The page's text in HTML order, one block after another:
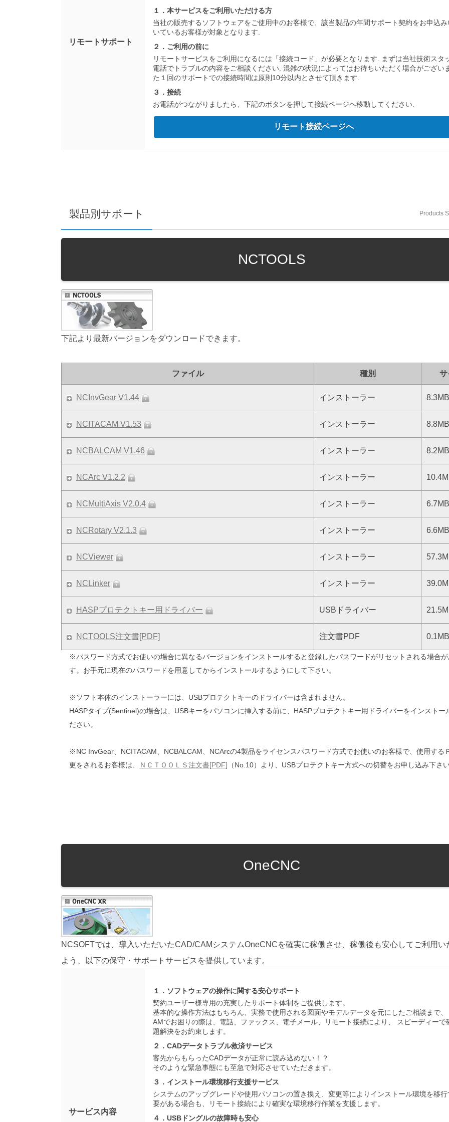
リモートサポート
１．本サービスをご利用いただける方
当社の販売するソフトウェアをご使用中のお客様で、該当製品の年間サポート契約をお申込
いているお客様が対象となります.
２．ご利用の前に
リモートサービスをご利用になるには「接続コード」が必要となります. まずは当社技術スタ
電話でトラブルの内容をご相談ください. 混雑の状況によってはお待ちいただく場合がござい
た１回のサポートでの接続時間は原則10分以内とさせて頂きます.
３．接続
お電話がつながりましたら、下記のボタンを押して接続ページヘ移動してください.
製品別サポート Products
NCTOOLS
下記より最新バージョンをダウンロードできます。
ファイル 種別 サ
NCInvGear V1.44 インストーラー 8.3MB
NCITACAM V1.53 インストーラー 8.8MB
NCBALCAM V1.46 インストーラー 8.2MB
NCArc V1.2.2 インストーラー
NCMultiAxis V2.0.4 インストーラー 6.7MB
NCRotary V2.1.3 インストーラー 6.6MB
NCViewer インストーラー
NCLinker インストーラー
HASPプロテクトキー用ドライバー USBドライバー
NCTOOLS注文書[PDF] 注文書PDF 0.1MB
※パスワード方式でお使いの場合に異なるバージョンをインストールすると登録したパスワードがリセットされる場合が
す。お手元に現在のパスワードを用意してからインストールするようにして下さい。
※ソフト本体のインストーラーには、USBプロテクトキーのドライバーは含まれません。
HASPタイプ(Sentinel)の場合は、USBキーをパソコンに挿入する前に、HASPプロテクトキー用ドライバーをインストー
ださい。
※NC InvGear、NCITACAM、NCBALCAM、NCArcの4製品をライセンスパスワード方式でお使いのお客様で、使用する
更をされるお客様は、
ＮＣＴＯＯＬＳ注文書[PDF] （No.10）より、USBプロテクトキー方式への切替をお申し込み下さい
OneCNC
NCSOFTでは、導入いただいたCAD/CAMシステムOneCNCを確実に稼働させ、稼働後も安心してご利用い
よう、以下の保守・サポートサービスを提供しています。
サービス内容
１．ソフトウェアの操作に関する安心サポート
契約ユーザー様専用の充実したサポート体制をご提供します。
基本的な操作方法はもちろん、実務で使用される図面やモデルデータを元にしたご相談まで、
AMでお困りの際は、電話、ファックス、電子メール、リモート接続により、 スピーディーで
題解決をお約束します。
２．CADデータトラブル救済サービス
客先からもらったCADデータが正常に読み込めない！？
そのような緊急事態にも至急で対応させていただきます。
３．インストール環境移行支援サービス
システムのアップグレードや使用パソコンの置き換え、変更等によりインストール環境を移
要がある場合も、リモート接続により確実な環境移行作業を支援します。
４．USBドングルの故障時も安心